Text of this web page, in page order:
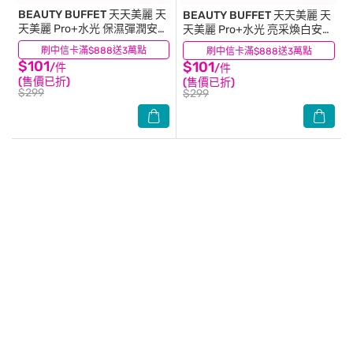
刷中信卡滿$888送3萬點
BEAUTY BUFFET 天天美麗 天
天美麗 Pro+水光 保濕彈潤安瓶
面膜4入
$101/件
(售價已折)
$299
(1) 刷中信卡滿$888送3萬點
BEAUTY BUFFET 天天美麗 天
天美麗 Pro+水光 亮采煥白安瓶
面膜4入
$101/件
(售價已折)
$299
(1)